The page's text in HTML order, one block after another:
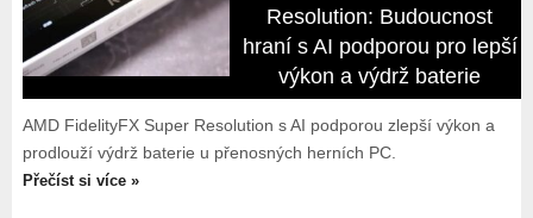
Resolution: Budoucnost
hraní s AI podporou pro lepší
výkon a výdrž baterie
AMD FidelityFX Super Resolution s AI podporou zlepší výkon a
prodlouží výdrž baterie u přenosných herních PC.
Přečíst si více »